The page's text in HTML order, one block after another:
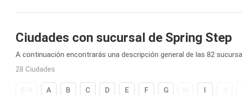
Ciudades con sucursal de Spring Step
A continuación encontrarás una descripción general de las 82
28 Ciudades
A B C D E F G I